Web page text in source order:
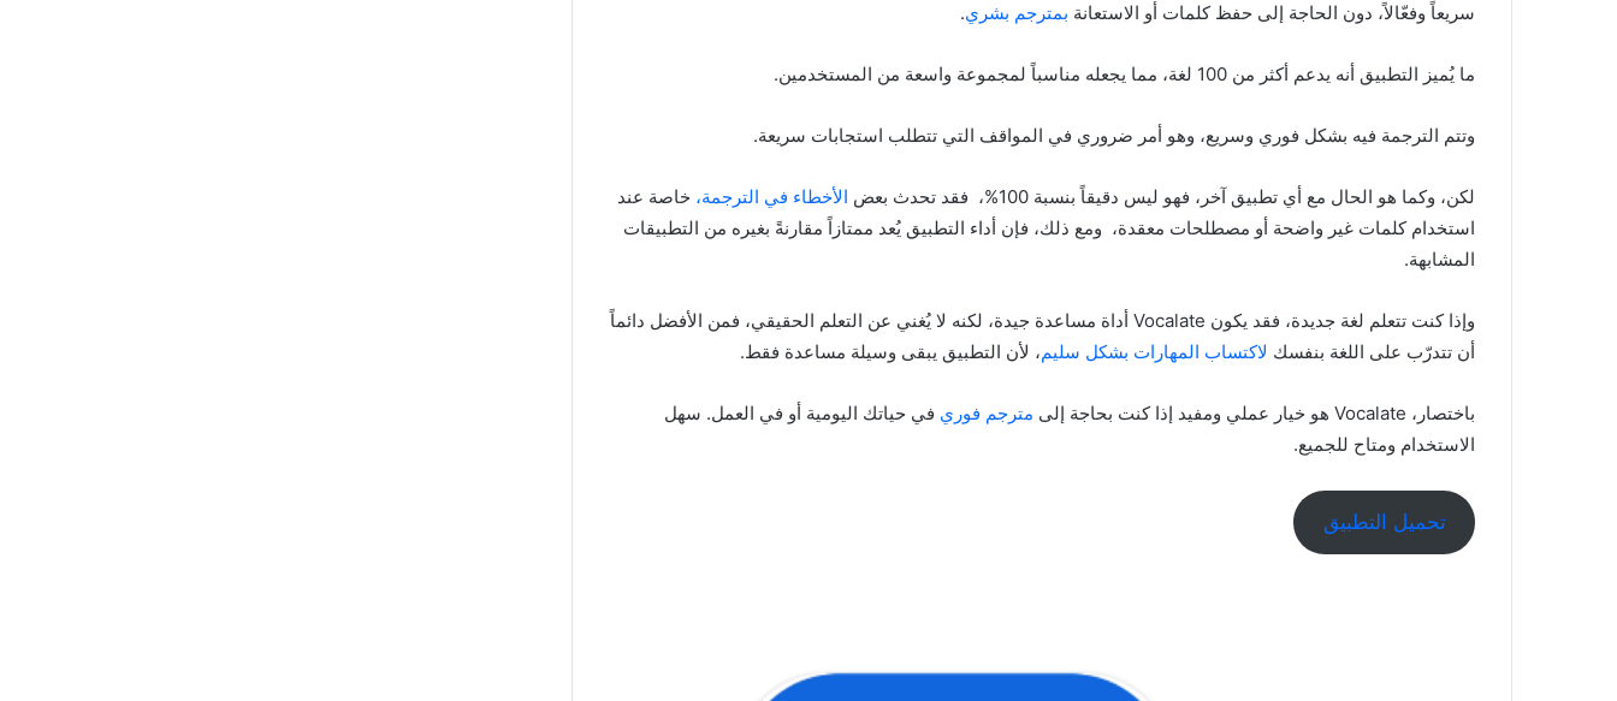
سريعاً وفعّالاً، دون الحاجة إلى حفظ كلمات أو الاستعانة بمترجم بشري.
ما يُميز التطبيق أنه يدعم أكثر من 100 لغة، مما يجعله مناسباً لمجموعة واسعة من المستخدمين.
وتتم الترجمة فيه بشكل فوري وسريع، وهو أمر ضروري في المواقف التي تتطلب استجابات سريعة.
لكن، وكما هو الحال مع أي تطبيق آخر، فهو ليس دقيقاً بنسبة 100%، فقد تحدث بعض الأخطاء في الترجمة، خاصة عند
استخدام كلمات غير واضحة أو مصطلحات معقدة، ومع ذلك، فإن أداء التطبيق يُعد ممتازاً مقارنةً بغيره من التطبيقات
المشابهة.
وإذا كنت تتعلم لغة جديدة، فقد يكون Vocalate أداة مساعدة جيدة، لكنه لا يُغني عن التعلم الحقيقي، فمن الأفضل دائماً
أن تتدرّب على اللغة بنفسك لاكتساب المهارات بشكل سليم، لأن التطبيق يبقى وسيلة مساعدة فقط.
باختصار، Vocalate هو خيار عملي ومفيد إذا كنت بحاجة إلى مترجم فوري في حياتك اليومية أو في العمل. سهل
الاستخدام ومتاح للجميع.
تحميل التطبيق